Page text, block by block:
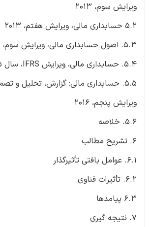
ویرایش سوم، 2013
5.2 حسابداری مالی، ویرایش هفتم، 2013
5.3. اصول حسابداری مالی، ویرایش سوم، 2013
5.4. حسابداری مالی، ویرایش IFRS، سال 2015
5.5. حسابداری مالی: گزارش، تحلیل و
ویرایش پنجم، 2016
5.6. خلاصه
6. تشریح مطالب
6.1. عوامل بافتی تأثیرگذار
6.2. تأثیرات فناوی
6.3 پیامدها
7. نتیجه گیری